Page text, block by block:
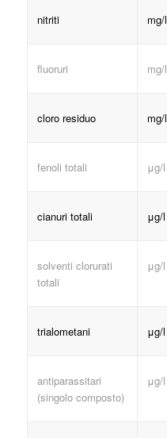
nitriti mg/l
fluoruri mg/l
cloro residuo mg/l
fenoli totali μg/l
cianuri totali μg/l
solventi clorurati
totali
μg/l
trialometani μg/l
antiparassitari
(singolo composto)
μg/l